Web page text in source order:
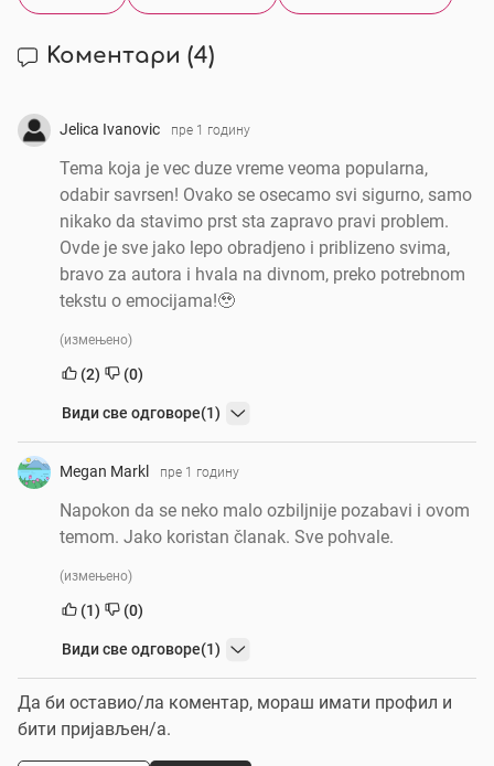
Коментари (4)
Jelica Ivanovic пре 1 годину
Tema koja je vec duze vreme veoma popularna,
odabir savrsen! Ovako se osecamo svi sigurno, samo
nikako da stavimo prst sta zapravo pravi problem.
Ovde je sve jako lepo obradjeno i priblizeno svima,
bravo za autora i hvala na divnom, preko potrebnom
tekstu o emocijama!🥹
(измењено)
(2) (0)
Види све одговоре(1)
Megan Markl пре 1 годину
Napokon da se neko malo ozbiljnije pozabavi i ovom
temom. Jako koristan članak. Sve pohvale.
(измењено)
(1) (0)
Види све одговоре(1)
Да би оставио/ла коментар, мораш имати профил и
бити пријављен/a.